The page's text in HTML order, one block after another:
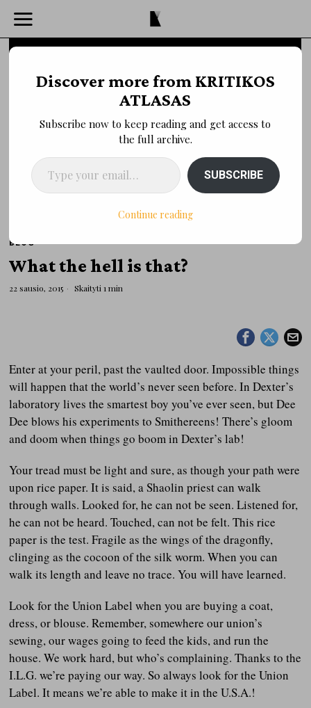
BLOG
What the hell is that?
22 sausio, 2015 Skaityti 1 min
Enter at your peril, past the vaulted door. Impossible things
will happen that the world’s never seen before. In Dexter’s
laboratory lives the smartest boy you’ve ever seen, but Dee
Dee blows his experiments to Smithereens! There’s gloom
and doom when things go boom in Dexter’s lab!
Your tread must be light and sure, as though your path were
upon rice paper. It is said, a Shaolin priest can walk
through walls. Looked for, he can not be seen. Listened for,
he can not be heard. Touched, can not be felt. This rice
paper is the test. Fragile as the wings of the dragonfly,
clinging as the cocoon of the silk worm. When you can
walk its length and leave no trace. You will have learned.
Look for the Union Label when you are buying a coat,
dress, or blouse. Remember, somewhere our union’s
sewing, our wages going to feed the kids, and run the
house. We work hard, but who’s complaining. Thanks to the
I.L.G. we’re paying our way. So always look for the Union
Label. It means we’re able to make it in the U.S.A.!
Discover more from KRITIKOS
ATLASAS
Subscribe now to keep reading and get access to
the full archive.
Type your email…
SUBSCRIBE
Continue reading